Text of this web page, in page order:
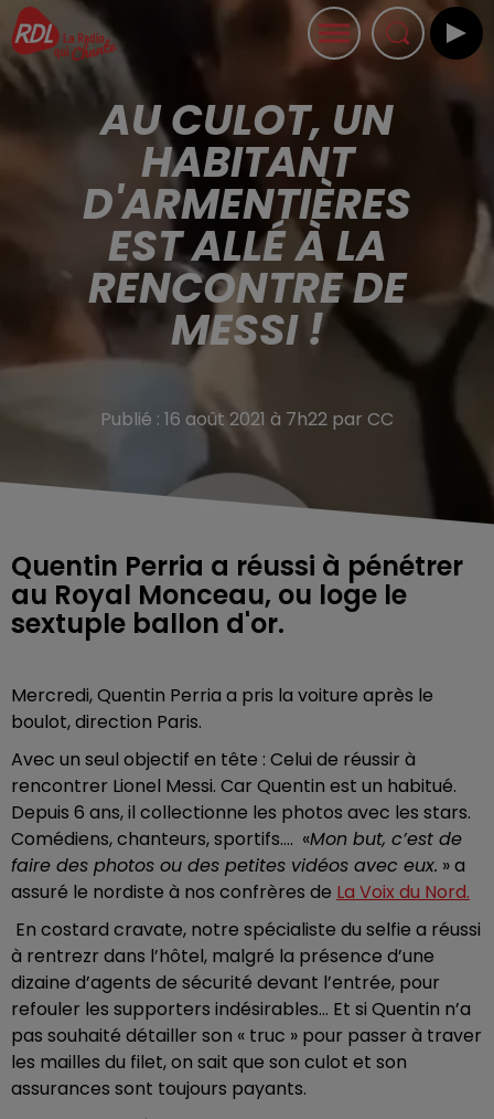
AU CULOT, UN
HABITANT
D'ARMENTIÈRES
EST ALLÉ À LA
RENCONTRE DE
MESSI !
Publié : 16 août 2021 à 7h22 par CC
Quentin Perria a réussi à pénétrer
au Royal Monceau, ou loge le
sextuple ballon d'or.
Mercredi, Quentin Perria a pris la voiture après le
boulot, direction Paris.
Avec un seul objectif en tête : Celui de réussir à
rencontrer Lionel Messi. Car Quentin est un habitué.
Depuis 6 ans, il collectionne les photos avec les stars.
Comédiens, chanteurs, sportifs…. «Mon but, c’est de
faire des photos ou des petites vidéos avec eux. » a
assuré le nordiste à nos confrères de La Voix du Nord.
En costard cravate, notre spécialiste du selfie a réussi
à rentrezr dans l’hôtel, malgré la présence d’une
dizaine d’agents de sécurité devant l’entrée, pour
refouler les supporters indésirables… Et si Quentin n’a
pas souhaité détailler son « truc » pour passer à traver
les mailles du filet, on sait que son culot et son
assurances sont toujours payants.